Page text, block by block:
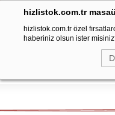
hizlistok.com.tr
hizlistok.com.tr özel
haberiniz olsun ister